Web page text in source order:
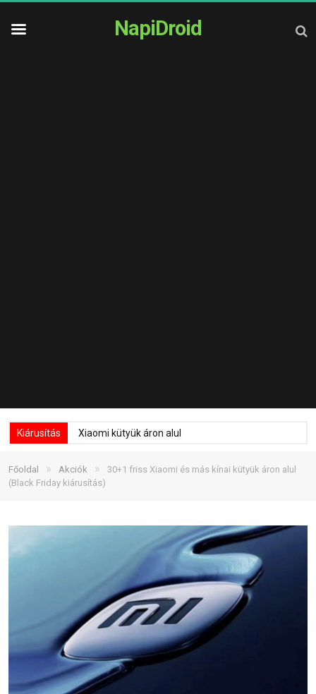
NapiDroid
Kiárusítás Xiaomi kütyük áron alul
Főoldal » Akciók »
30+1 friss Xiaomi és más kínai kütyük áron alul
(Black Friday kiárusítás)